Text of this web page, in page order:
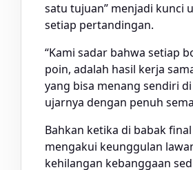
satu tujuan” menjadi kunci
setiap pertandingan.
“Kami sadar bahwa setiap
poin, adalah hasil kerja
yang bisa menang sendiri
ujarnya dengan penuh
Bahkan ketika di babak
mengakui keunggulan
kehilangan kebanggaan